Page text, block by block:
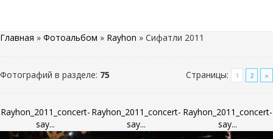
Главная » Фотоальбом » Rayhon » Сифатли 2011
Фотографий в разделе: 75 Страницы: 1 2 »
Rayhon_2011_concert-
say...
Rayhon_2011_concert-
say...
Rayhon_2011_concert-
say...